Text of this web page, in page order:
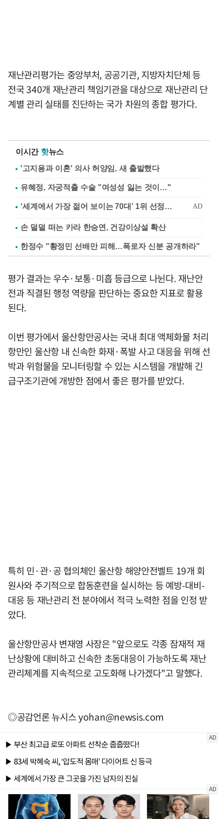
재난관리평가는 중앙부처, 공공기관, 지방자치단체 등
전국 340개 재난관리 책임기관을 대상으로 재난관리 단
계별 관리 실태를 진단하는 국가 차원의 종합 평가다.
이시간 핫뉴스
'고지용과 이혼' 의사 허양임, 새 출발했다
유혜정, 자궁적출 수술 "여성성 잃는 것이…"
손 덜덜 떠는 카라 한승연, 건강이상설 확산
한정수 "황정민 선배만 피해…폭로자 신분 공개하라"
평가 결과는 우수·보통·미흡 등급으로 나뉜다. 재난안
전과 직결된 행정 역량을 판단하는 중요한 지표로 활용
된다.
이번 평가에서 울산항만공사는 국내 최대 액체화물 처리
항만인 울산항 내 신속한 화재·폭발 사고 대응을 위해 선
박과 위험물을 모니터링할 수 있는 시스템을 개발해 긴
급구조기관에 개방한 점에서 좋은 평가를 받았다.
특히 민·관·공 협의체인 울산항 해양안전벨트 19개 회
원사와 주기적으로 합동훈련을 실시하는 등 예방-대비-
대응 등 재난관리 전 분야에서 적극 노력한 점을 인정 받
았다.
울산항만공사 변재영 사장은 "앞으로도 각종 잠재적 재
난상황에 대비하고 신속한 초동대응이 가능하도록 재난
관리체계를 지속적으로 고도화해 나가겠다"고 말했다.
◎공감언론 뉴시스yohan@newsis.com